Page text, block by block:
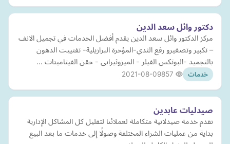
دكتور وائل سعد الدين
مركز الدكتور وائل سعد الدين يقدم أفضل الخدمات في تجميل الانف
– تكبير وتصغيرو رفع الثدي-المؤخرة البرازيلية- تفتييت الدهون
بالتجميد -البوتكس الفيلر - الميزوثيرابى - حقن الفيتامينات …
خدمات 2021-08-09
صيدليات عابدين
نقدم خدمة صيدلانية متكاملة لعملائنا لتقليل كل المشاكل الإدارية
بداية من عمليات الشراء المختلفة وصولًا إلى خدمات ما بعد البيع